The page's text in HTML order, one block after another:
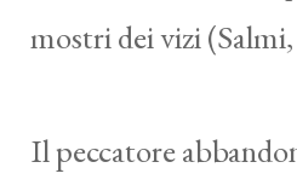
mostri dei vizi
Il peccatore